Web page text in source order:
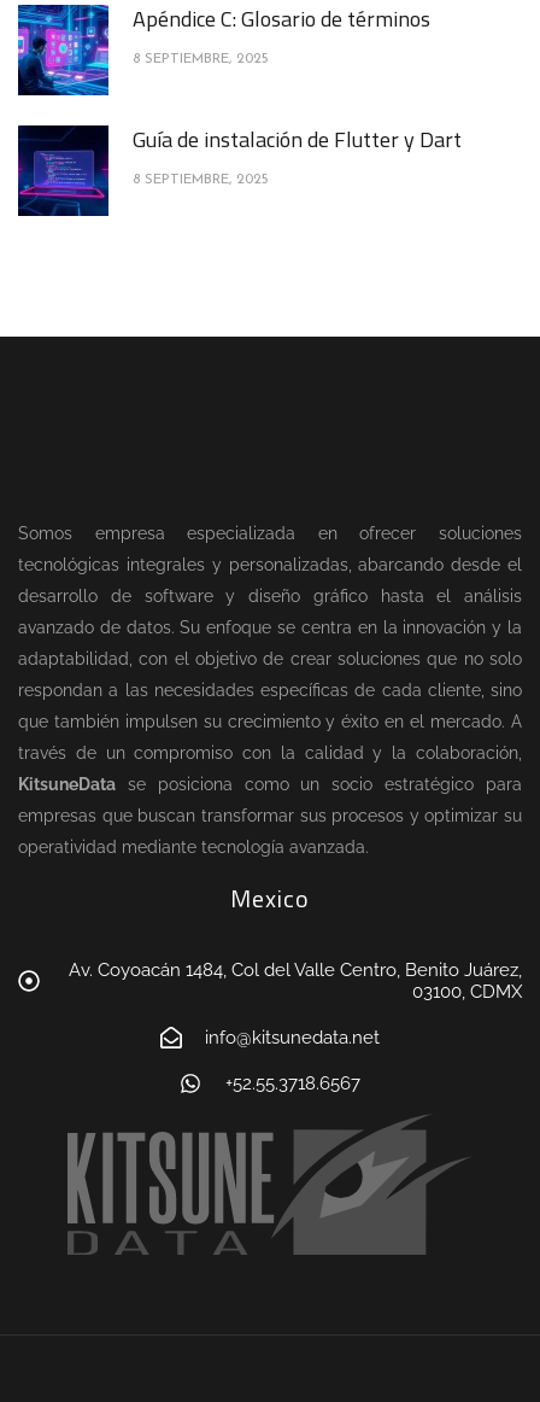
Apéndice C: Glosario de términos
8 SEPTIEMBRE, 2025
Guía de instalación de Flutter y Dart
8 SEPTIEMBRE, 2025
Somos empresa especializada en ofrecer soluciones
tecnológicas integrales y personalizadas, abarcando desde el
desarrollo de software y diseño gráfico hasta el análisis
avanzado de datos. Su enfoque se centra en la innovación y la
adaptabilidad, con el objetivo de crear soluciones que no solo
respondan a las necesidades específicas de cada cliente, sino
que también impulsen su crecimiento y éxito en el mercado. A
través de un compromiso con la calidad y la colaboración,
KitsuneData se posiciona como un socio estratégico para
empresas que buscan transformar sus procesos y optimizar su
operatividad mediante tecnología avanzada.
Mexico
Av. Coyoacán 1484, Col del Valle Centro, Benito Juárez,
03100, CDMX
info@kitsunedata.net
+52.55.3718.6567